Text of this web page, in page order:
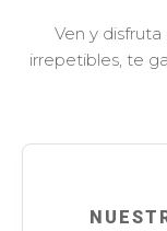
Ven y
irrepetibles, te